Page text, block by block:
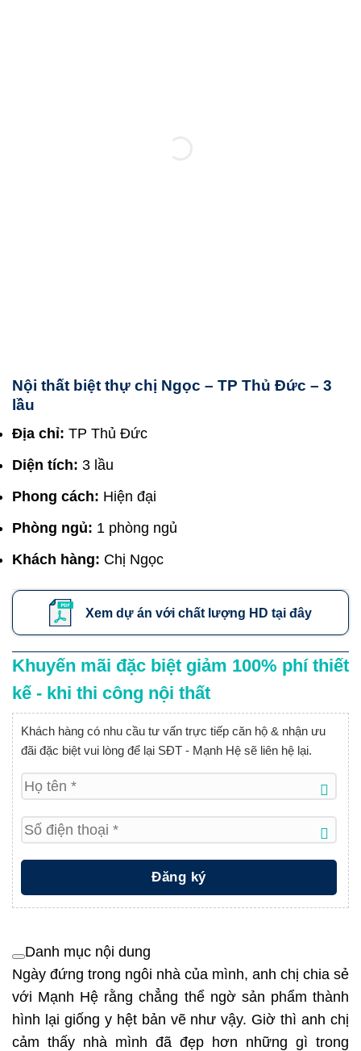
Nội thất biệt thự chị Ngọc – TP Thủ Đức – 3
lầu
Địa chỉ: TP Thủ Đức
Diện tích: 3 lầu
Phong cách: Hiện đại
Phòng ngủ: 1 phòng ngủ
Khách hàng: Chị Ngọc
Xem dự án với chất lượng HD tại đây
Khuyến mãi đặc biệt giảm 100% phí thiết
kế - khi thi công nội thất
Khách hàng có nhu cầu tư vấn trực tiếp căn hộ & nhận ưu
đãi đặc biệt vui lòng để lại SĐT - Mạnh Hệ sẽ liên hệ lại.
Danh mục nội dung
Ngày đứng trong ngôi nhà của mình, anh chị chia sẻ
với Mạnh Hệ rằng chẳng thể ngờ sản phẩm thành
hình lại giống y hệt bản vẽ như vậy. Giờ thì anh chị
cảm thấy nhà mình đã đẹp hơn những gì trong